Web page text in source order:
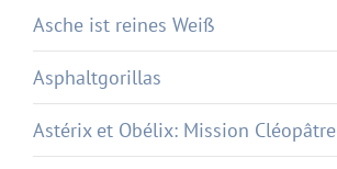
Asche ist reines Weiß
Asphaltgorillas
Astérix et Obélix: Mission Cléopâtre